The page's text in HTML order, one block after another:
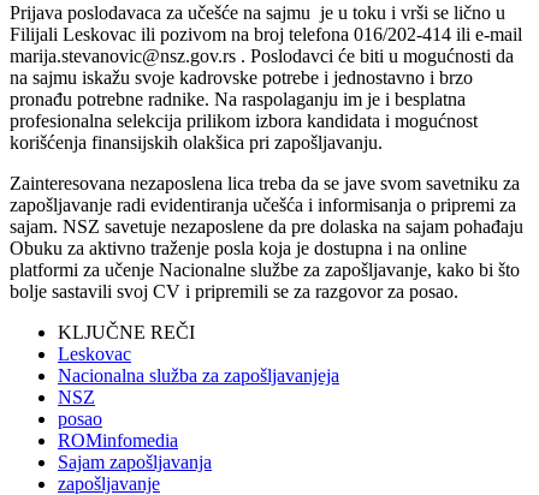
Prijava poslodavaca za učešće na sajmu je u toku i vrši se lično u
Filijali Leskovac ili pozivom na broj telefona 016/202-414 ili e-mail
marija.stevanovic@nsz.gov.rs . Poslodavci će biti u mogućnosti da
na sajmu iskažu svoje kadrovske potrebe i jednostavno i brzo
pronađu potrebne radnike. Na raspolaganju im je i besplatna
profesionalna selekcija prilikom izbora kandidata i mogućnost
korišćenja finansijskih olakšica pri zapošljavanju.
Zainteresovana nezaposlena lica treba da se jave svom savetniku za
zapošljavanje radi evidentiranja učešća i informisanja o pripremi za
sajam. NSZ savetuje nezaposlene da pre dolaska na sajam pohađaju
Obuku za aktivno traženje posla koja je dostupna i na online
platformi za učenje Nacionalne službe za zapošljavanje, kako bi što
bolje sastavili svoj CV i pripremili se za razgovor za posao.
KLJUČNE REČI
Leskovac
Nacionalna služba za zapošljavanjeja
NSZ
posao
ROMinfomedia
Sajam zapošljavanja
zapošljavanje